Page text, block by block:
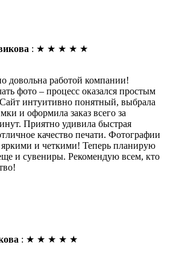
: ★ ★ ★ ★ ★
довольна работой компании!
фото – процесс оказался простым
интуитивно понятный, выбрала
и оформила заказ всего за
Приятно удивила быстрая
качество печати. Фотографии
и четкими! Теперь планирую
и сувениры. Рекомендую всем, кто
: ★ ★ ★ ★ ★